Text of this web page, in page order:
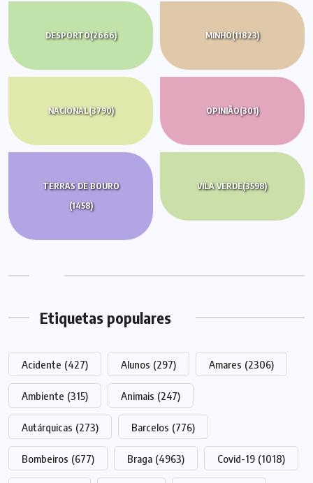
DESPORTO(2666) MINHO(11823)
NACIONAL(3790) OPINIÃO(301)
TERRAS DE BOURO
(1458)
VILA VERDE(3598)
Etiquetas populares
Acidente (427) Alunos (297) Amares (2306)
Ambiente (315) Animais (247)
Autárquicas (273) Barcelos (776)
Bombeiros (677) Braga (4963) Covid-19 (1018)